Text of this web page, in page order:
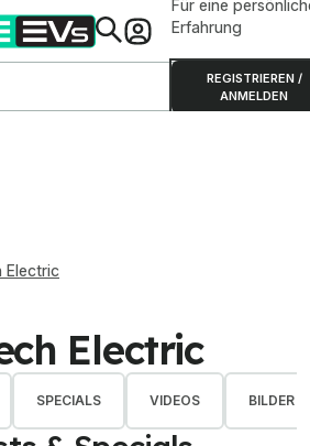
Für eine
Erfahrung
REGISTRIEREN /
ANMELDEN
Electric
Electric
SPECIALS VIDEOS BILDER